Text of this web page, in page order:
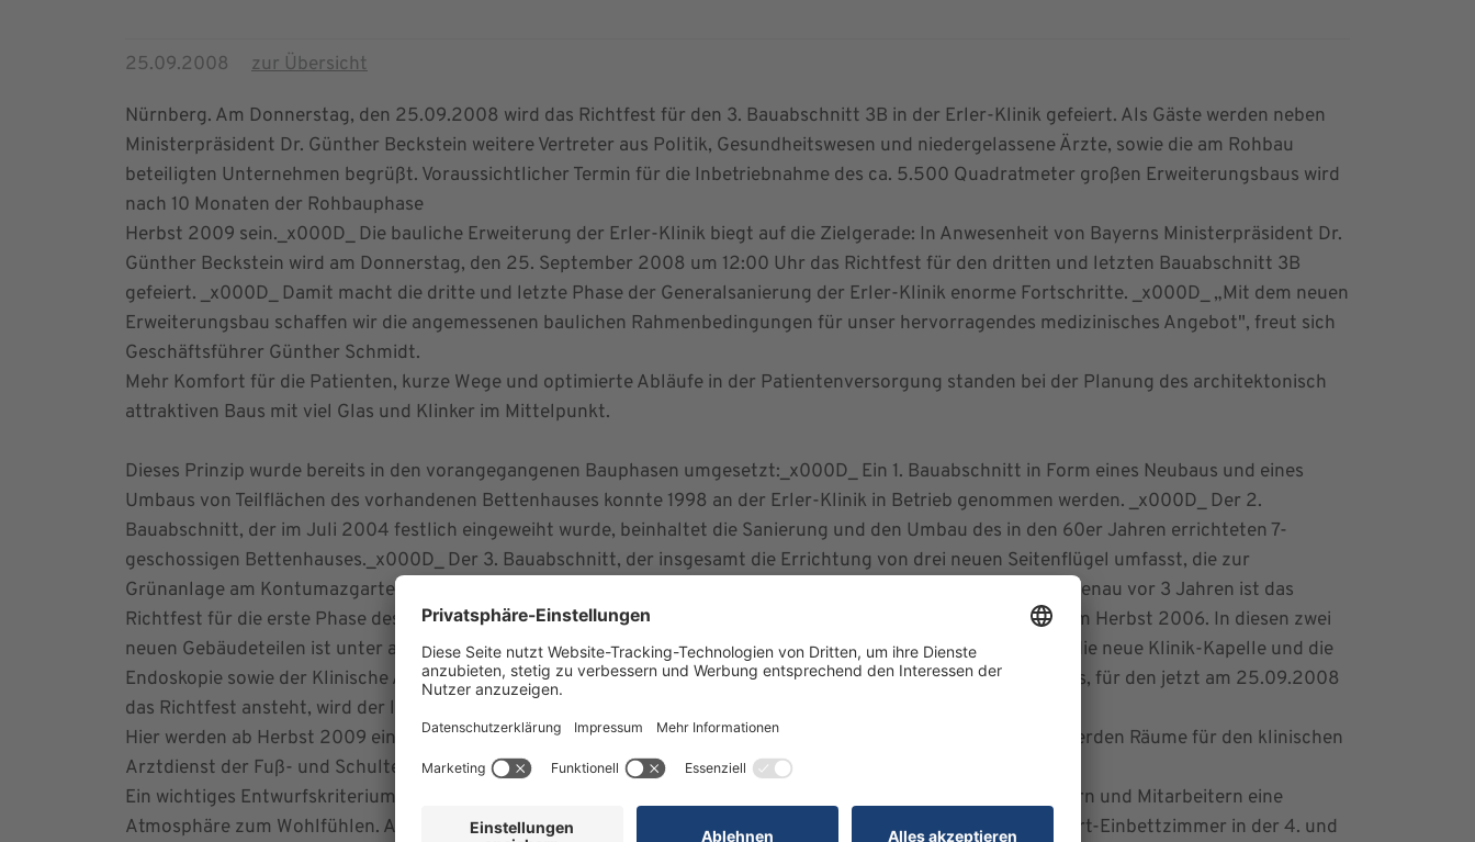
25.09.2008 zur Übersicht
Nürnberg. Am Donnerstag, den 25.09.2008 wird das Richtfest für den 3. Bauabschnitt 3B in der Erler-Klinik gefeiert. Als Gäste werden neben
Ministerpräsident Dr. Günther Beckstein weitere Vertreter aus Politik, Gesundheitswesen und niedergelassene Ärzte, sowie die am Rohbau
beteiligten Unternehmen begrüßt. Voraussichtlicher Termin für die Inbetriebnahme des ca. 5.500 Quadratmeter großen Erweiterungsbaus wird
nach 10 Monaten der Rohbauphase
Herbst 2009 sein._x000D_ Die bauliche Erweiterung der Erler-Klinik biegt auf die Zielgerade: In Anwesenheit von Bayerns Ministerpräsident Dr.
Günther Beckstein wird am Donnerstag, den 25. September 2008 um 12:00 Uhr das Richtfest für den dritten und letzten Bauabschnitt 3B
gefeiert. _x000D_ Damit macht die dritte und letzte Phase der Generalsanierung der Erler-Klinik enorme Fortschritte. _x000D_ „Mit dem neuen
Erweiterungsbau schaffen wir die angemessenen baulichen Rahmenbedingungen für unser hervorragendes medizinisches Angebot", freut sich
Geschäftsführer Günther Schmidt.
Mehr Komfort für die Patienten, kurze Wege und optimierte Abläufe in der Patientenversorgung standen bei der Planung des architektonisch
attraktiven Baus mit viel Glas und Klinker im Mittelpunkt.
Dieses Prinzip wurde bereits in den vorangegangenen Bauphasen umgesetzt:_x000D_ Ein 1. Bauabschnitt in Form eines Neubaus und eines
Umbaus von Teilflächen des vorhandenen Bettenhauses konnte 1998 an der Erler-Klinik in Betrieb genommen werden. _x000D_ Der 2.
Bauabschnitt, der im Juli 2004 festlich eingeweiht wurde, beinhaltet die Sanierung und den Umbau des in den 60er Jahren errichteten 7-
geschossigen Bettenhauses._x000D_ Der 3. Bauabschnitt, der insgesamt die Errichtung von drei neuen Seitenflügel umfasst, die zur
Grünanlage am Kontumazgarten ausgerichtet sind, wurde in 2 Bauphasen unterteilt._x000D_ Fast auf den Tag genau vor 3 Jahren ist das
Richtfest für die erste Phase des 3. Bauabschnitts gefeiert worden, die Inbetriebnahme erfolgte ein Jahr später im Herbst 2006. In diesen zwei
neuen Gebäudeteilen ist unter anderem die Physiotherapie mit Bewegungsbad, das Labor, Teile der Verwaltung, die neue Klinik-Kapelle und die
Endoskopie sowie der Klinische Arztdienst untergebracht._x000D_ In der zweiten Bauphase des 3. Bauabschnitts, für den jetzt am 25.09.2008
das Richtfest ansteht, wird der letzte der drei neuen Gebäudeteile errichtet.
Hier werden ab Herbst 2009 ein zusätzlicher OP-Bereich, Technik und Logistik untergebracht sein. Zusätzlich werden Räume für den klinischen
Arztdienst der Fuß- und Schulterchirurgie sowie der Wirbelsäulentherapie geschaffen._x000D_
Ein wichtiges Entwurfskriterium für den Neubau ist seine Transparenz. Er bietet bewusst den Patienten, Besuchern und Mitarbeitern eine
Atmosphäre zum Wohlfühlen. Aus diesem Grund werden in dem neuen Gebäudeteil ebenfalls zusätzliche Komfort-Einbettzimmer in der 4. und